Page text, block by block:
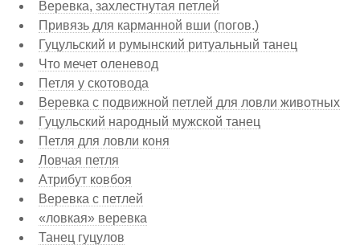
Веревка, захлестнутая петлей
Привязь для карманной вши (погов.)
Гуцульский и румынский ритуальный танец
Что мечет оленевод
Петля у скотовода
Веревка с подвижной петлей для ловли животных
Гуцульский народный мужской танец
Петля для ловли коня
Ловчая петля
Атрибут ковбоя
Веревка с петлей
«ловкая» веревка
Танец гуцулов